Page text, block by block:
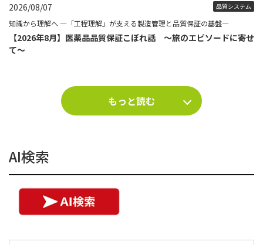
2026/08/07 品質システム
知識から理解へ ―「工程理解」が支える製造管理と品質保証の基盤―
【2026年8月】医薬品品質保証こぼれ話 ～旅のエピソードに寄せ
て～
もっと読む
AI検索